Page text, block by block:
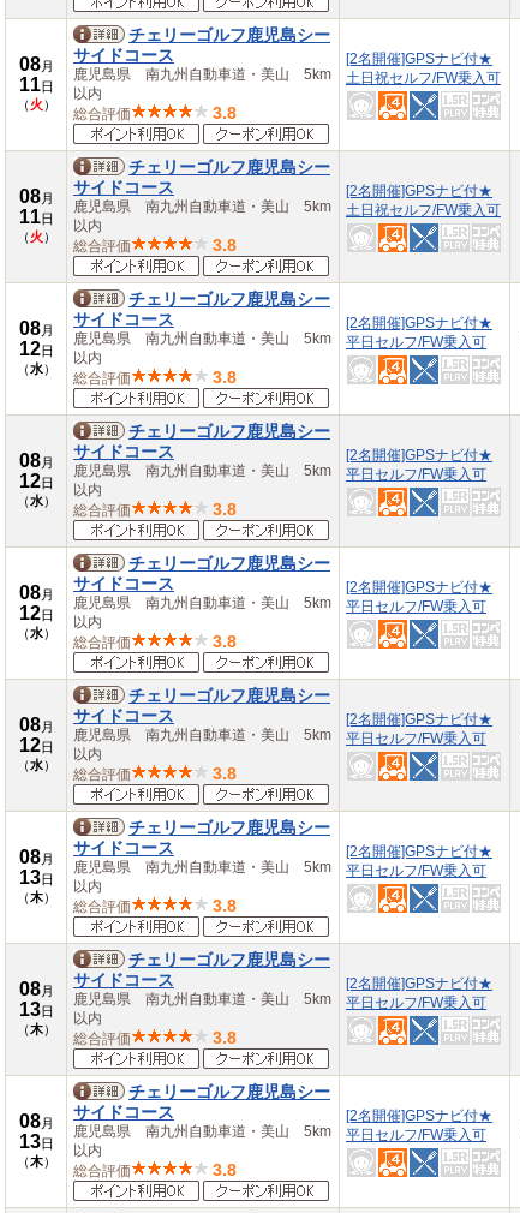
08月
11日
（火）
チェリーゴルフ鹿児島シー
サイドコース
鹿児島県 南九州自動車道・美山 5km
以内
総合評価
3.8
[2名開催]GPSナビ付★
土日祝セルフ/FW乗入可
08月
11日
（ 火 ）
チェリーゴルフ鹿児島シー
サイドコース
鹿児島県 南九州自動車道・美山 5km
以内
総合評価
3.8
[2名開催]GPSナビ付★
土日祝セルフ/FW乗入可
08月
12日
（水）
チェリーゴルフ鹿児島シー
サイドコース
鹿児島県 南九州自動車道・美山 5km
以内
総合評価
3.8
[2名開催]GPSナビ付★
平日セルフ/FW乗入可
08月
12日
（水）
チェリーゴルフ鹿児島シー
サイドコース
鹿児島県 南九州自動車道・美山 5km
以内
総合評価
3.8
[2名開催]GPSナビ付★
平日セルフ/FW乗入可
08月
12日
（水）
チェリーゴルフ鹿児島シー
サイドコース
鹿児島県 南九州自動車道・美山 5km
以内
総合評価
3.8
[2名開催]GPSナビ付★
平日セルフ/FW乗入可
08月
12日
（水）
チェリーゴルフ鹿児島シー
サイドコース
鹿児島県 南九州自動車道・美山 5km
以内
総合評価
3.8
[2名開催]GPSナビ付★
平日セルフ/FW乗入可
08月
13日
（木）
チェリーゴルフ鹿児島シー
サイドコース
鹿児島県 南九州自動車道・美山 5km
以内
総合評価
3.8
[2名開催]GPSナビ付★
平日セルフ/FW乗入可
08月
13日
（木）
チェリーゴルフ鹿児島シー
サイドコース
鹿児島県 南九州自動車道・美山 5km
以内
総合評価
3.8
[2名開催]GPSナビ付★
平日セルフ/FW乗入可
08月
13日
（木）
チェリーゴルフ鹿児島シー
サイドコース
鹿児島県 南九州自動車道・美山 5km
以内
総合評価
3.8
[2名開催]GPSナビ付★
平日セルフ/FW乗入可